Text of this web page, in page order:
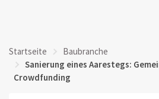
Startseite
Baubranche
Sanierung eines Aarestegs:
Crowdfunding